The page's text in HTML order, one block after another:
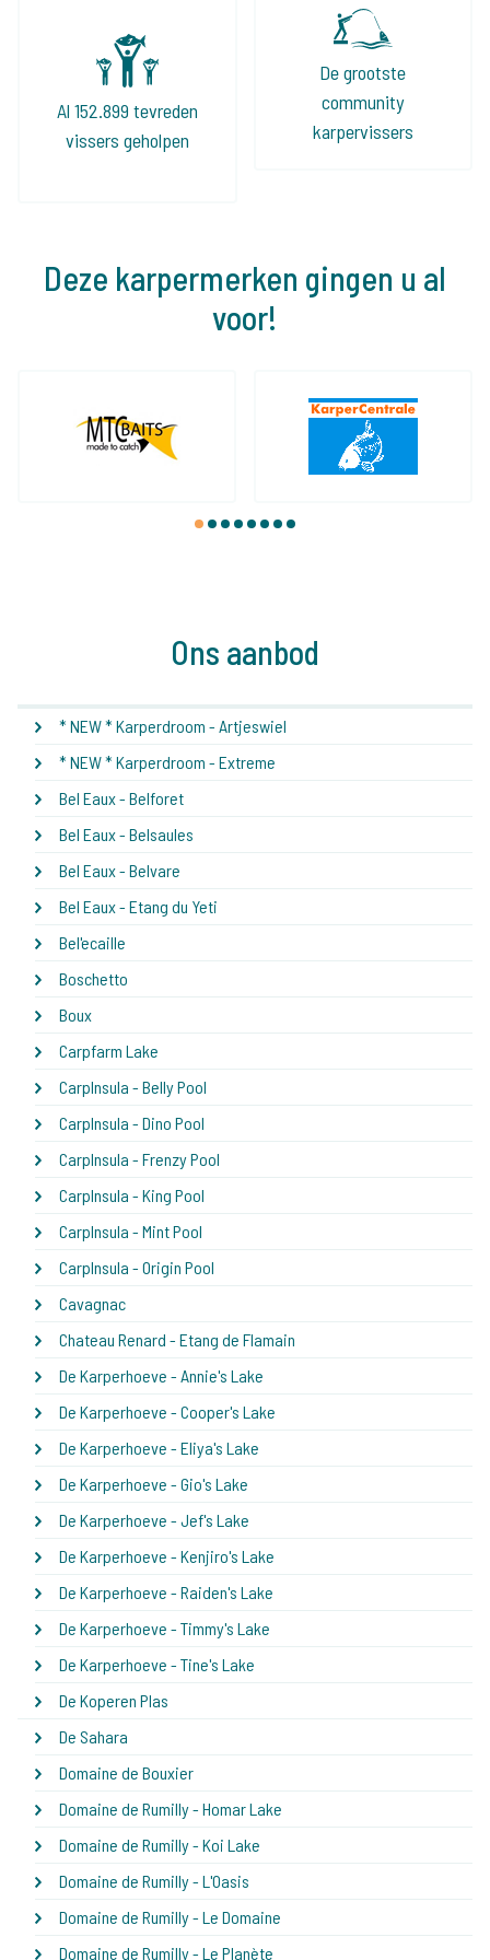
Al 152.899 tevreden
vissers geholpen
De grootste
community
karpervissers
Deze karpermerken gingen u al
voor!
1 2 3 4 5 6 7 8
Ons aanbod
* NEW * Karperdroom - Artjeswiel
* NEW * Karperdroom - Extreme
Bel Eaux - Belforet
Bel Eaux - Belsaules
Bel Eaux - Belvare
Bel Eaux - Etang du Yeti
Bel'ecaille
Boschetto
Boux
Carpfarm Lake
CarpInsula - Belly Pool
CarpInsula - Dino Pool
CarpInsula - Frenzy Pool
CarpInsula - King Pool
CarpInsula - Mint Pool
CarpInsula - Origin Pool
Cavagnac
Chateau Renard - Etang de Flamain
De Karperhoeve - Annie's Lake
De Karperhoeve - Cooper's Lake
De Karperhoeve - Eliya's Lake
De Karperhoeve - Gio's Lake
De Karperhoeve - Jef's Lake
De Karperhoeve - Kenjiro's Lake
De Karperhoeve - Raiden's Lake
De Karperhoeve - Timmy's Lake
De Karperhoeve - Tine's Lake
De Koperen Plas
De Sahara
Domaine de Bouxier
Domaine de Rumilly - Homar Lake
Domaine de Rumilly - Koi Lake
Domaine de Rumilly - L'Oasis
Domaine de Rumilly - Le Domaine
Domaine de Rumilly - Le Planète